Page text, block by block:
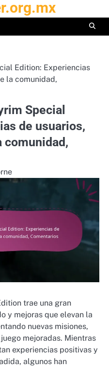
Edition: Experiencias
la comunidad,
Special
de usuarios,
comunidad,
trae una gran
y mejoras que elevan la
nuevas misiones,
mejoradas. Mientras
experiencias positivas y
algunos han